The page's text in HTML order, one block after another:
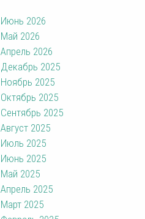
Июнь 2026
Май 2026
Апрель 2026
Декабрь 2025
Ноябрь 2025
Октябрь 2025
Сентябрь 2025
Август 2025
Июль 2025
Июнь 2025
Май 2025
Апрель 2025
Март 2025